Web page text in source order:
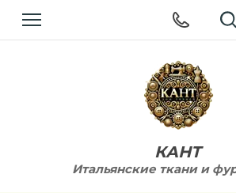
КАНТ
Итальянские ткани и